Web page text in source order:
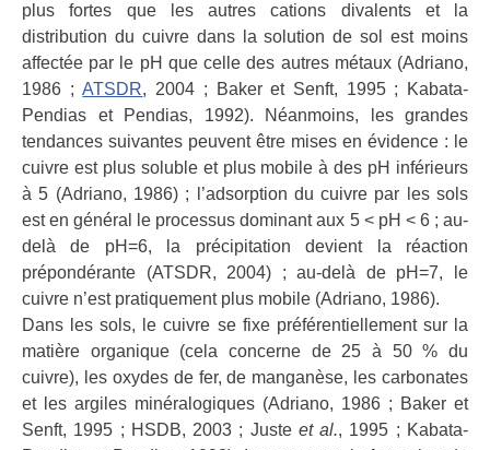
plus fortes que les autres cations divalents et la
distribution du cuivre dans la solution de sol est moins
affectée par le pH que celle des autres métaux (Adriano,
1986 ;ATSDR, 2004 ; Baker et Senft, 1995 ; Kabata-
Pendias et Pendias, 1992). Néanmoins, les grandes
tendances suivantes peuvent être mises en évidence : le
cuivre est plus soluble et plus mobile à des pH inférieurs
à 5 (Adriano, 1986) ; l’adsorption du cuivre par les sols
est en général le processus dominant aux 5 < pH < 6 ; au-
delà de pH=6, la précipitation devient la réaction
prépondérante (ATSDR, 2004) ; au-delà de pH=7, le
cuivre n’est pratiquement plus mobile (Adriano, 1986).
Dans les sols, le cuivre se fixe préférentiellement sur la
matière organique (cela concerne de 25 à 50 % du
cuivre), les oxydes de fer, de manganèse, les carbonates
et les argiles minéralogiques (Adriano, 1986 ; Baker et
Senft, 1995 ; HSDB, 2003 ; Justeet al., 1995 ; Kabata-